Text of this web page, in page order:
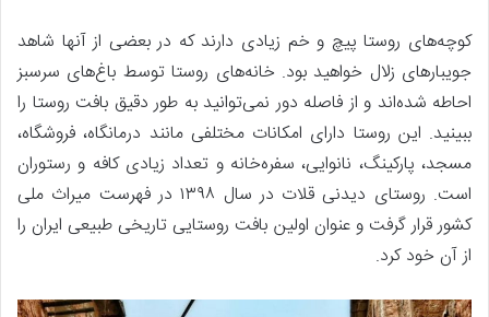
کوچه‌های روستا پیچ و خم زیادی دارند که در بعضی از آنها شاهد
جویبارهای زلال خواهید بود. خانه‌های روستا توسط باغ‌های سرسبز
احاطه شده‌اند و از فاصله دور نمی‌توانید به طور دقیق بافت روستا را
ببینید. این روستا دارای امکانات مختلفی مانند درمانگاه، فروشگاه،
مسجد، پارکینگ، نانوایی، سفره‌خانه و تعداد زیادی کافه و رستوران
است. روستای دیدنی قلات در سال ۱۳۹۸ در فهرست میراث ملی
کشور قرار گرفت و عنوان اولین بافت روستایی تاریخی طبیعی ایران را
از آن خود کرد.